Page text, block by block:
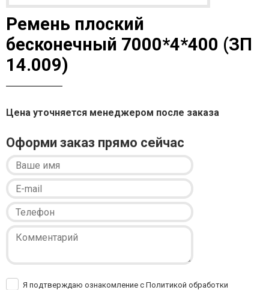
Ремень плоский
бесконечный 7000*4*400 (ЗП
14.009)
Цена уточняется менеджером после заказа
Оформи заказ прямо сейчас
Я подтверждаю ознакомление с Политикой обработки